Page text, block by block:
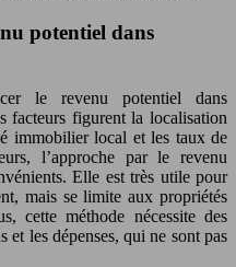
potentiel dans
le revenu potentiel dans
facteurs figurent la localisation
immobilier local et les taux de
l’approche par le revenu
Elle est très utile pour
mais se limite aux propriétés
cette méthode nécessite des
et les dépenses, qui ne sont pas